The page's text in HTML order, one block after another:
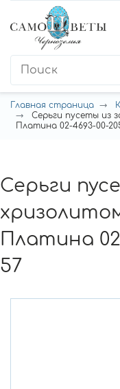
Главная страница
Серьги пусеты из
Платина 02-4693-00-
Серьги
Платина
57